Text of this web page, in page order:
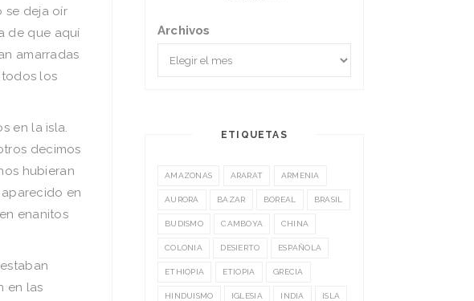
se deja oír
de que aquí
amarradas
los
en la isla.
decimos
hubieran
en
enanitos
en las
Archivos
ETIQUETAS
AMAZONAS ARARAT ARMENIA
AURORA BAZAR BOREAL BRASIL
BUDISMO CAMBOYA CHINA
COLONIA DESIERTO ESPAÑOLA
ETHIOPIA ETIOPIA GRECIA
HINDUISMO IGLESIA INDIA ISLA